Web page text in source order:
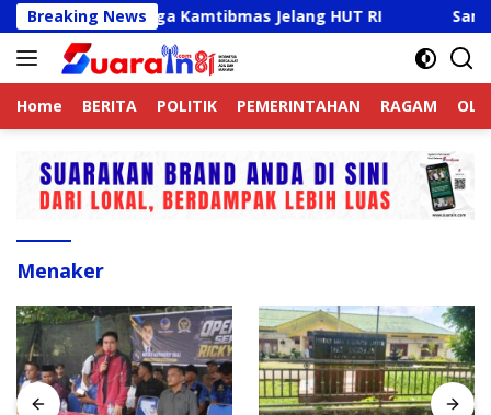
Langsung
ke
konten
Breaking News
Aktif Jaga Kamtibmas Jelang HUT RI Sambut
Home BERITA POLITIK PEMERINTAHAN RAGAM
Menaker